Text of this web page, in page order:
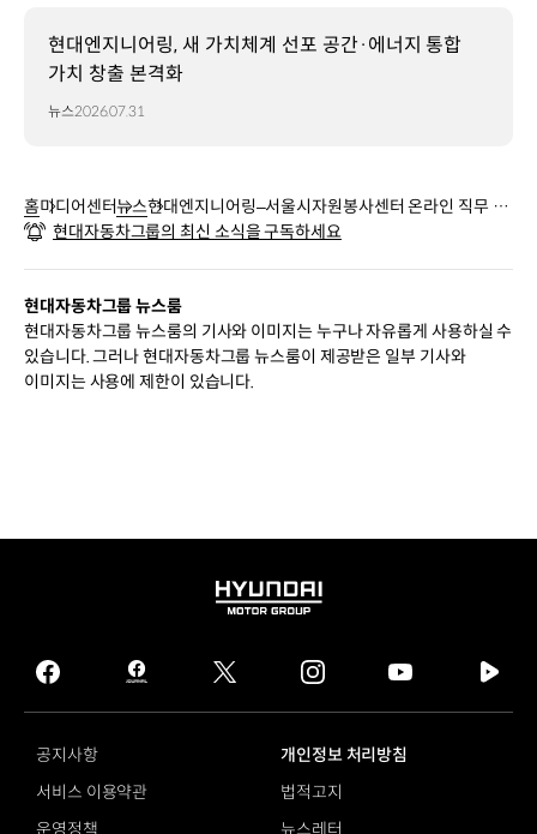
현대엔지니어링, 새 가치체계 선포 공간·에너지 통합
가치 창출 본격화
뉴스2026.07.31
홈미디어센터뉴스현대엔지니어링–서울시자원봉사센터 온라인 직무 멘
토링 ‘청춘잡(Job)담(Talk)’ 진행
현대자동차그룹의 최신 소식을 구독하세요
현대자동차그룹 뉴스룸
현대자동차그룹 뉴스룸의 기사와 이미지는 누구나 자유롭게 사용하실 수
있습니다. 그러나 현대자동차그룹 뉴스룸이 제공받은 일부 기사와
이미지는 사용에 제한이 있습니다.
HYUNDAI
GROUP
facebook
hmg
journal
twitter instagram
tv
공지사항
개인정보 처리방침
서비스 이용약관
법적고지
운영정책
뉴스레터